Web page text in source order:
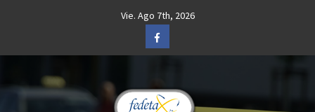
Vie. Ago 7th, 2026
Facebook